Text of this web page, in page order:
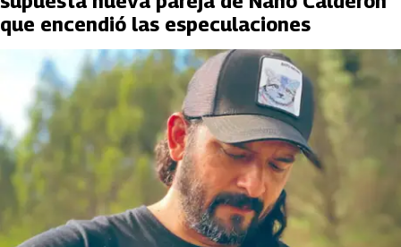
que encendió las especulaciones